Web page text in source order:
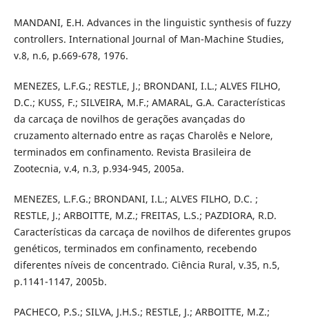
MANDANI, E.H. Advances in the linguistic synthesis of fuzzy
controllers. International Journal of Man-Machine Studies,
v.8, n.6, p.669-678, 1976.
MENEZES, L.F.G.; RESTLE, J.; BRONDANI, I.L.; ALVES FILHO,
D.C.; KUSS, F.; SILVEIRA, M.F.; AMARAL, G.A. Características
da carcaça de novilhos de gerações avançadas do
cruzamento alternado entre as raças Charolês e Nelore,
terminados em confinamento. Revista Brasileira de
Zootecnia, v.4, n.3, p.934-945, 2005a.
MENEZES, L.F.G.; BRONDANI, I.L.; ALVES FILHO, D.C. ;
RESTLE, J.; ARBOITTE, M.Z.; FREITAS, L.S.; PAZDIORA, R.D.
Características da carcaça de novilhos de diferentes grupos
genéticos, terminados em confinamento, recebendo
diferentes níveis de concentrado. Ciência Rural, v.35, n.5,
p.1141-1147, 2005b.
PACHECO, P.S.; SILVA, J.H.S.; RESTLE, J.; ARBOITTE, M.Z.;